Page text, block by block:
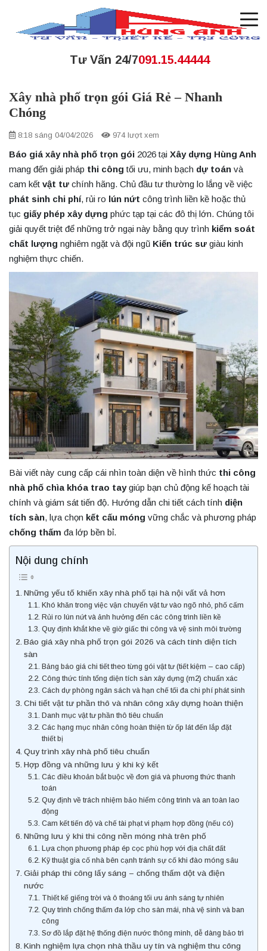
Tư Vấn 24/7091.15.44444
Xây nhà phố trọn gói Giá Rẻ – Nhanh
Chóng
8:18 sáng 04/04/2026 974 lượt xem
Báo giá xây nhà phố trọn gói 2026 tại Xây dựng Hùng Anh
mang đến giải pháp thi công tối ưu, minh bạch dự toán và
cam kết vật tư chính hãng. Chủ đầu tư thường lo lắng về việc
phát sinh chi phí, rủi ro lún nứt công trình liền kề hoặc thủ
tục giấy phép xây dựng phức tạp tại các đô thị lớn. Chúng tôi
giải quyết triệt để những trở ngại này bằng quy trình kiểm soát
chất lượng nghiêm ngặt và đội ngũ Kiến trúc sư giàu kinh
nghiệm thực chiến.
Bài viết này cung cấp cái nhìn toàn diện về hình thức thi công
nhà phố chìa khóa trao taygiúp bạn chủ động kế hoạch tài
chính và giám sát tiến độ. Hướng dẫn chi tiết cách tính diện
tích sàn, lựa chọn kết cấu móng vững chắc và phương pháp
chống thấm đa lớp bền bỉ.
Nội dung chính
Những yếu tố khiến xây nhà phố tại hà nội vất vả hơn
Khó khăn trong việc vận chuyển vật tư vào ngõ nhỏ, phố cấm
Rủi ro lún nứt và ảnh hưởng đến các công trình liền kề
Quy định khắt khe về giờ giấc thi công và vệ sinh môi trường
Báo giá xây nhà phố trọn gói 2026 và cách tính diện tích
sàn
Bảng báo giá chi tiết theo từng gói vật tư (tiết kiệm – cao cấp)
Công thức tính tổng diện tích sàn xây dựng (m2) chuẩn xác
Cách dự phòng ngân sách và hạn chế tối đa chi phí phát sinh
Chi tiết vật tư phần thô và nhân công xây dựng hoàn thiện
Danh mục vật tư phần thô tiêu chuẩn
Các hạng mục nhân công hoàn thiện từ ốp lát đến lắp đặt
thiết bị
Quy trình xây nhà phố tiêu chuẩn
Hợp đồng và những lưu ý khi ký kết
Các điều khoản bắt buộc về đơn giá và phương thức thanh
toán
Quy định về trách nhiệm bảo hiểm công trình và an toàn lao
động
Cam kết tiến độ và chế tài phạt vi phạm hợp đồng (nếu có)
Những lưu ý khi thi công nền móng nhà trên phố
Lựa chọn phương pháp ép cọc phù hợp với địa chất đất
Kỹ thuật gia cố nhà bên cạnh tránh sự cố khi đào móng sâu
Giải pháp thi công lấy sáng – chống thấm dột và điện
nước
Thiết kế giếng trời và ô thoáng tối ưu ánh sáng tự nhiên
Quy trình chống thấm đa lớp cho sàn mái, nhà vệ sinh và ban
công
Sơ đồ lắp đặt hệ thống điện nước thông minh, dễ dàng bảo trì
Kinh nghiệm lựa chọn nhà thầu uy tín và nghiệm thu công